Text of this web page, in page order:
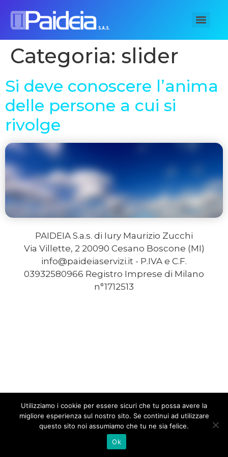
Categoria: slider
Si deve conoscere l’anima
delle persone a cui si
rivolge
PAIDEIA S.a.s. di Iury Maurizio Zucchi
Via Villette, 2 20090 Cesano Boscone (MI)
info@paideiaservizi.it - P.IVA e C.F.
03932580966 Registro Imprese di Milano
n°1712513
Utilizziamo i cookie per essere sicuri che tu possa avere la
migliore esperienza sul nostro sito. Se continui ad utilizzare
questo sito noi assumiamo che tu ne sia felice.
Ok